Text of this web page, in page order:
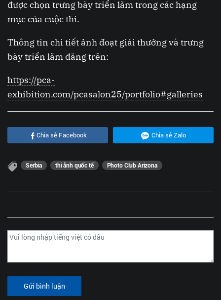
được chọn trưng bày triển lãm trong các hạng
mục của cuộc thi.
Thông tin chi tiết ảnh đoạt giải thưởng và trưng
bày triển lãm đăng trên:
https://pca-
exhibition.com/pcasalon25/portfolio#galleries
Chia sẻ Facebook Chia sẻ Zalo
Serbia thi ảnh quốc tế Photo Club Arizona
Gửi bình luận